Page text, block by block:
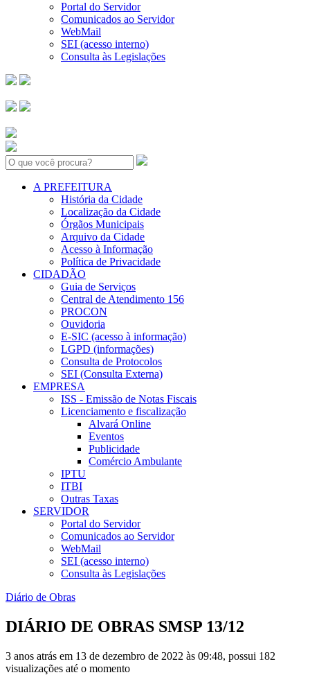
Portal do Servidor
Comunicados ao Servidor
WebMail
SEI (acesso interno)
Consulta às Legislações
Search:
A PREFEITURA
História da Cidade
Localização da Cidade
Órgãos Municipais
Arquivo da Cidade
Acesso à Informação
Política de Privacidade
CIDADÃO
Guia de Serviços
Central de Atendimento 156
PROCON
Ouvidoria
E-SIC (acesso à informação)
LGPD (informações)
Consulta de Protocolos
SEI (Consulta Externa)
EMPRESA
ISS - Emissão de Notas Fiscais
Licenciamento e fiscalização
Alvará Online
Eventos
Publicidade
Comércio Ambulante
IPTU
ITBI
Outras Taxas
SERVIDOR
Portal do Servidor
Comunicados ao Servidor
WebMail
SEI (acesso interno)
Consulta às Legislações
Diário de Obras
DIÁRIO DE OBRAS SMSP 13/12
3 anos atrás em 13 de dezembro de 2022 às 09:48, possui 182
visualizações até o momento